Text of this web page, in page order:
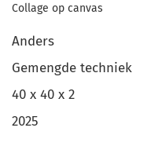
Anders
Gemengde techniek
40 x 40 x 2
2025